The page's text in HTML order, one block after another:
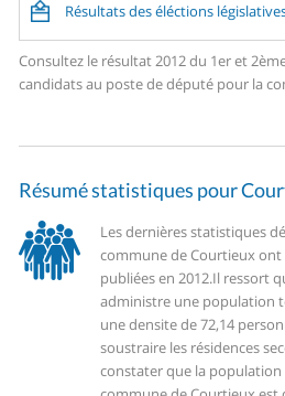
Résultats des éléctions
Consultez le résultat 2012 du 1er et
candidats au poste de député pour la
Résumé statistiques pour
Les dernières statistiques
commune de Courtieux ont
publiées en 2012.Il ressort
administre une population
une densite de 72,14
soustraire les résidences
constater que la